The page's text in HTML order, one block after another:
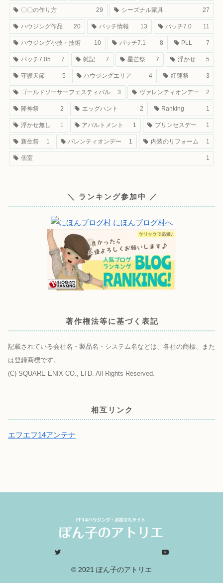
〇〇の作り方 29 シーズナル家具 27
ハウジング作品 20 パッチ情報 13 パッチ7.0 11
ハウジング小技・技術 10 パッチ7.1 8 PLL 7
パッチ7.05 7 雑記 7 星芒祭 7 浮かせ 5
守護天節 5 ハウジングエリア 4 紅蓮祭 3
ゴールドソーサーフェスティバル 3 ヴァレンティオンデー 2
降神祭 2 エッグハント 2 Ranking 1
浮かせ無し 1 アパルトメント 1 プリンセスデー 1
新生祭 1 バレンティオンデー 1 内装のリフォーム 1
個室 1
＼ ランキング参加中 ／
著作権法等に基づく表記
記載されている会社名・製品名・システム名などは、各社の商標、また
は登録商標です。
(C) SQUARE ENIX CO., LTD. All Rights Reserved.
相互リンク
エフエフ14アンテナ
© 2021 ぽん子のアトリエ